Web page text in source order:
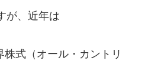
が、近年は
式（オール・カントリ